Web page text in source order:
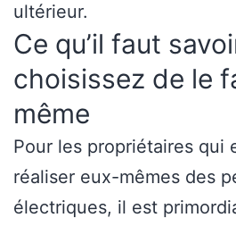
ultérieur.
Ce qu’il faut
choisissez de le
même
Pour les propriétaires qui
réaliser eux-mêmes des
électriques, il est